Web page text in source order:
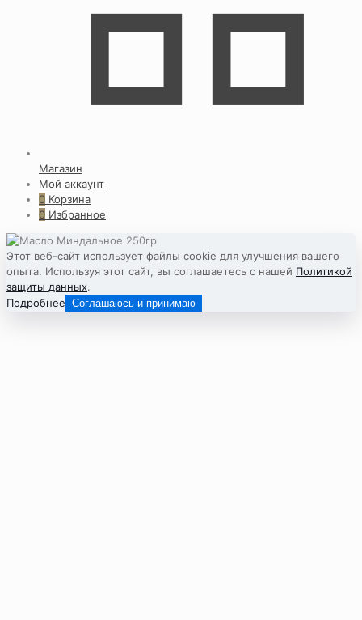
Магазин
Мой аккаунт
0 Корзина
0 Избранное
Этот веб-сайт использует файлы cookie для улучшения вашего
опыта. Используя этот сайт, вы соглашаетесь с нашей Политикой
защиты данных.
Подробнее Соглашаюсь и принимаю